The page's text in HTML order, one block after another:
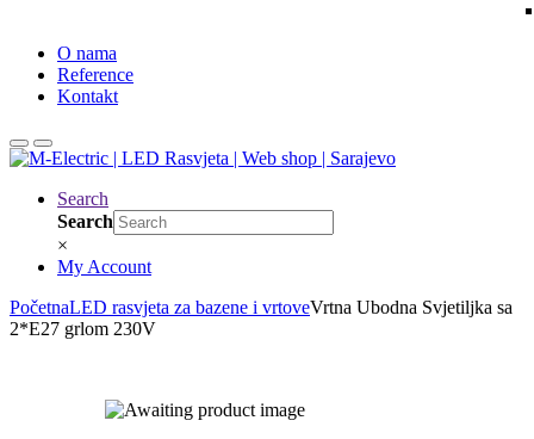
O nama
Reference
Kontakt
Search
Search
×
My Account
PočetnaLED rasvjeta za bazene i vrtoveVrtna Ubodna Svjetiljka sa
2*E27 grlom 230V